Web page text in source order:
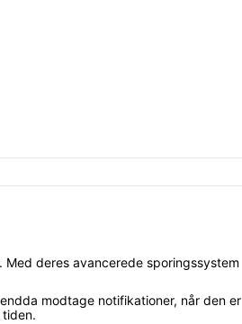
deres avancerede sporingssystem
modtage notifikationer, når den er